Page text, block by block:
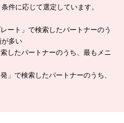
件に応じて選定しています。
ート」で検索したパートナーのう
多い
したパートナーのうち、最もメニ
」で検索したパートナーのうち、